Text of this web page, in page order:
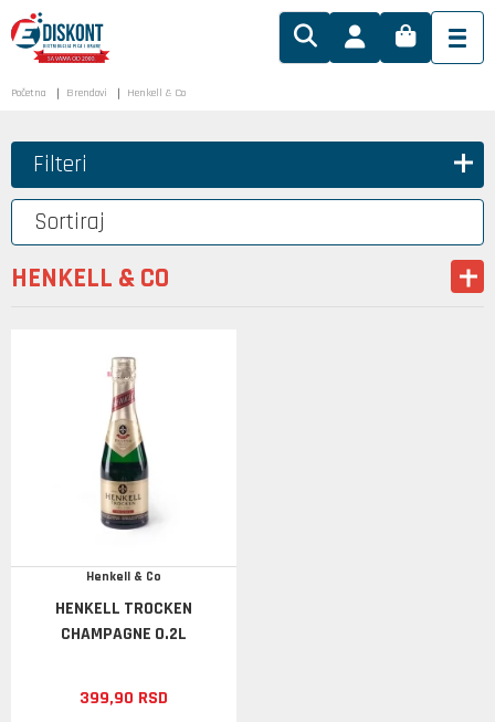
Početna Brendovi Henkell & Co
Filteri
Sortiraj
HENKELL & CO
Henkell & Co
HENKELL TROCKEN
CHAMPAGNE 0.2L
399,90 RSD